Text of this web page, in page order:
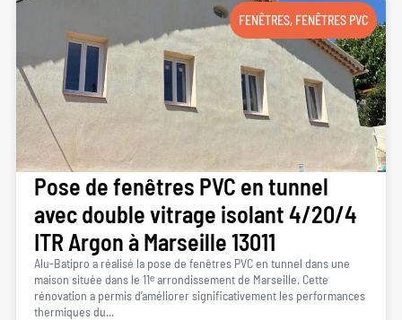
FENÊTRES, FENÊTRES PVC
Pose de fenêtres PVC en tunnel
avec double vitrage isolant 4/20/4
ITR Argon à Marseille 13011
Alu-Batipro a réalisé la pose de fenêtres PVC en tunnel dans une
maison située dans le 11ᵉ arrondissement de Marseille. Cette
rénovation a permis d’améliorer significativement les performances
thermiques du...